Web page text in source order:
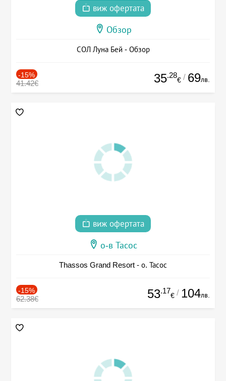
виж офертата
Обзор
СОЛ Луна Бей - Обзор
-15%
41.42€ 35.28
€ / 69лв.
виж офертата
о-в Тасос
Thassos Grand Resort - о. Тасос
-15%
62.38€ 53.17
€ / 104лв.